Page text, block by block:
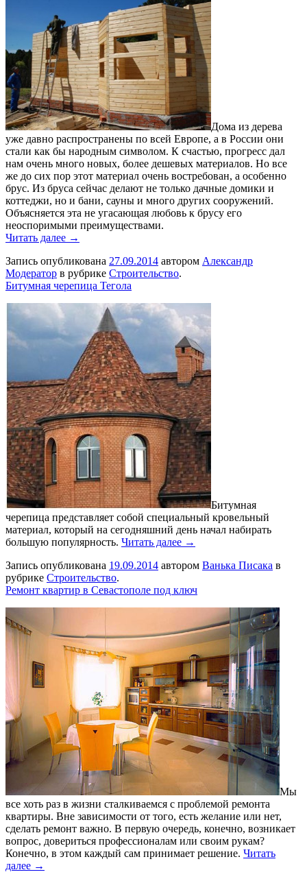
Дома из дерева
уже давно распространены по всей Европе, а в России они
стали как бы народным символом. К счастью, прогресс дал
нам очень много новых, более дешевых материалов. Но все
же до сих пор этот материал очень востребован, а особенно
брус. Из бруса сейчас делают не только дачные домики и
коттеджи, но и бани, сауны и много других сооружений.
Объясняется эта не угасающая любовь к брусу его
неоспоримыми преимуществами.
Читать далее →
Запись опубликована 27.09.2014 автором Александр
Модератор в рубрике Строительство.
Битумная черепица Тегола
Битумная
черепица представляет собой специальный кровельный
материал, который на сегодняшний день начал набирать
большую популярность. Читать далее →
Запись опубликована 19.09.2014 автором Ванька Писака в
рубрике Строительство.
Ремонт квартир в Севастополе под ключ
Мы
все хоть раз в жизни сталкиваемся с проблемой ремонта
квартиры. Вне зависимости от того, есть желание или нет,
сделать ремонт важно. В первую очередь, конечно, возникает
вопрос, довериться профессионалам или своим рукам?
Конечно, в этом каждый сам принимает решение. Читать
далее →